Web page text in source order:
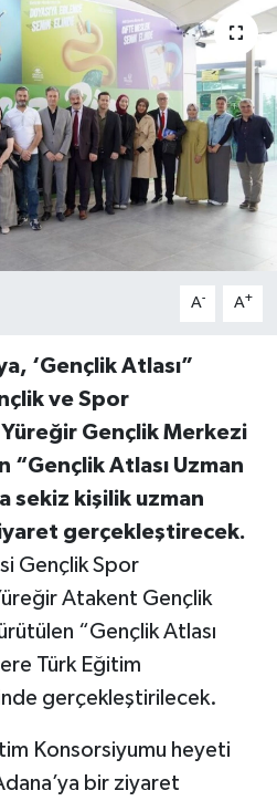
A- A+
‘Gençlik Atlası”
ve Spor
Gençlik Merkezi
“Gençlik Atlası Uzman
sekiz kişilik uzman
gerçekleştirecek.
Gençlik Spor
Atakent Gençlik
“Gençlik Atlası
Türk Eğitim
gerçekleştirilecek.
Konsorsiyumu heyeti
bir ziyaret